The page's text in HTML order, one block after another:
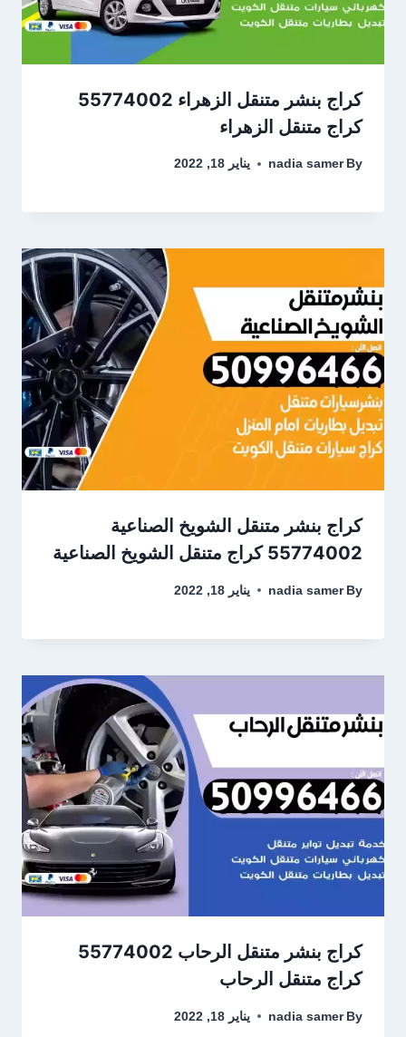
كراج متنقل الزهراء
By
nadia samer يناير 18, 2022
كراج بنشر متنقل الشويخ الصناعية
55774002‬ كراج متنقل الشويخ الصناعية
By
nadia samer يناير 18, 2022
كراج متنقل الرحاب
By
nadia samer يناير 18, 2022